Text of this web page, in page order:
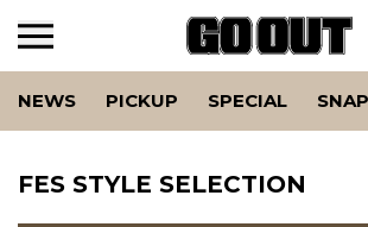
NEWS PICKUP SPECIAL SNAP
FES STYLE SELECTION